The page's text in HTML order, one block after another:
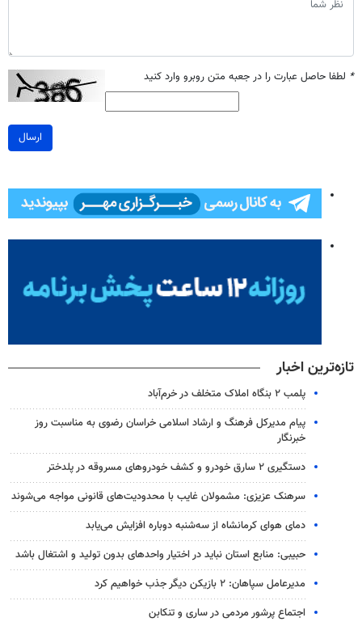
* لطفا حاصل عبارت را در جعبه متن روبرو وارد کنید
ارسال
تازه‌ترین اخبار
پلمب ۲ بنگاه املاک متخلف در خرم‌آباد
پیام مدیرکل فرهنگ و ارشاد اسلامی خراسان رضوی به مناسبت روز
خبرنگار
دستگیری ۲ سارق خودرو و کشف خودروهای مسروقه در پلدختر
سرهنک عزیزی: مشمولان غایب با محدودیت‌های قانونی مواجه می‌شوند
دمای هوای کرمانشاه از سه‌شنبه دوباره افزایش می‌یابد
حبیبی: منابع استان نباید در اختیار واحدهای بدون تولید و اشتغال باشد
مدیرعامل سپاهان: ۲ بازیکن دیگر جذب خواهیم کرد
اجتماع پرشور مردمی در ساری و تنکابن